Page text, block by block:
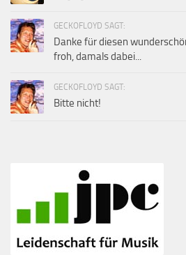
GECKOFLOYD SAGT:
Danke für diesen
froh, damals dabei...
GECKOFLOYD SAGT:
Bitte nicht!